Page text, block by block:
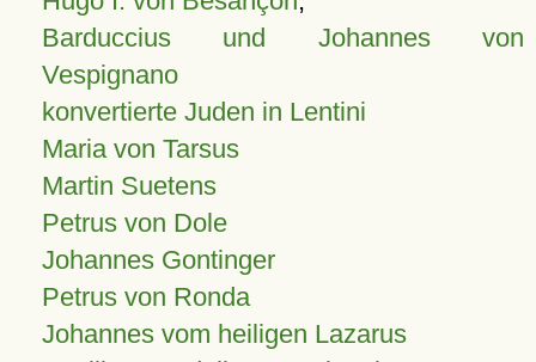
Barduccius und Johannes von
Vespignano
konvertierte Juden in Lentini
Maria von Tarsus
Martin Suetens
Petrus von Dole
Johannes Gontinger
Petrus von Ronda
Johannes vom heiligen Lazarus